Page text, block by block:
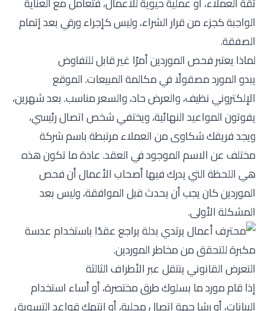
الواجبة كجزء من قرار الشراء، وليس كإجراء ورقي بعد إتمام
الصفقة.
لماذا يعتبر فحص الموردين أمرًا غير قابل للتفاوض
يبدو المورد مصقولًا في مكالمة المبيعات. الموقع
الإلكتروني نظيف، والعرض حاد، والسعر مناسب. بعد شهرين،
يفوتون المواعيد النهائية، ويختفي شخص اتصال رئيسي،
ويجد فريقك شكاوى من العملاء مرتبطة باسم شركة
مختلف عن الاسم الموجود في العقد. عادة ما تكون هذه
هي اللحظة التي يدرك فيها أصحاب الأعمال أن فحص
الموردين كان يجب أن يحدث قبل الموافقة، وليس بعد
المشكلة الأولى.
التعرض القانوني ينتقل عبر الأطراف الثالثة
إذا قام مورد ما بسلوك طرق مختصرة، أو أساء استخدام
البيانات، أو رشا جهة اتصال محلية، أو انتهك قواعد التسويق